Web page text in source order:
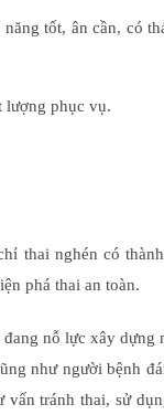
tốt, ân cần, có
lượng phục vụ.
thai nghén có
phá thai an toàn.
nỗ lực xây dựng
như người bệnh
tránh thai, sử